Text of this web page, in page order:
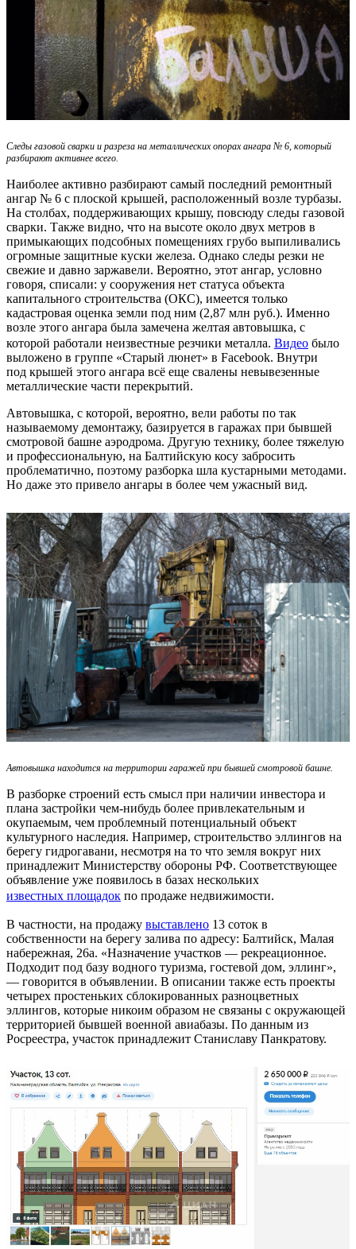
Следы газовой сварки и разреза на металлических опорах ангара № 6, который
разбирают активнее всего.
Наиболее активно разбирают самый последний ремонтный
ангар № 6 с плоской крышей, расположенный возле турбазы.
На столбах, поддерживающих крышу, повсюду следы газовой
сварки. Также видно, что на высоте около двух метров в
примыкающих подсобных помещениях грубо выпиливались
огромные защитные куски железа. Однако следы резки не
свежие и давно заржавели. Вероятно, этот ангар, условно
говоря, списали: у сооружения нет статуса объекта
капитального строительства (ОКС), имеется только
кадастровая оценка земли под ним (2,87 млн руб.). Именно
возле этого ангара была замечена желтая автовышка, с
которой работали неизвестные резчики металла. Видео было
выложено в группе «Старый люнет» в Facebook. Внутри
под крышей этого ангара всё еще свалены невывезенные
металлические части перекрытий.
Автовышка, с которой, вероятно, вели работы по так
называемому демонтажу, базируется в гаражах при бывшей
смотровой башне аэродрома. Другую технику, более тяжелую
и профессиональную, на Балтийскую косу забросить
проблематично, поэтому разборка шла кустарными методами.
Но даже это привело ангары в более чем ужасный вид.
Автовышка находится на территории гаражей при бывшей смотровой башне.
В разборке строений есть смысл при наличии инвестора и
плана застройки чем-нибудь более привлекательным и
окупаемым, чем проблемный потенциальный объект
культурного наследия. Например, строительство эллингов на
берегу гидрогавани, несмотря на то что земля вокруг них
принадлежит Министерству обороны РФ. Соответствующее
объявление уже появилось в базах нескольких
известных площадок по продаже недвижимости.
В частности, на продажу выставлено 13 соток в
собственности на берегу залива по адресу: Балтийск, Малая
набережная, 26а. «Назначение участков — рекреационное.
Подходит под базу водного туризма, гостевой дом, эллинг»,
— говорится в объявлении. В описании также есть проекты
четырех простеньких сблокированных разноцветных
эллингов, которые никоим образом не связаны с окружающей
территорией бывшей военной авиабазы. По данным из
Росреестра, участок принадлежит Станиславу Панкратову.